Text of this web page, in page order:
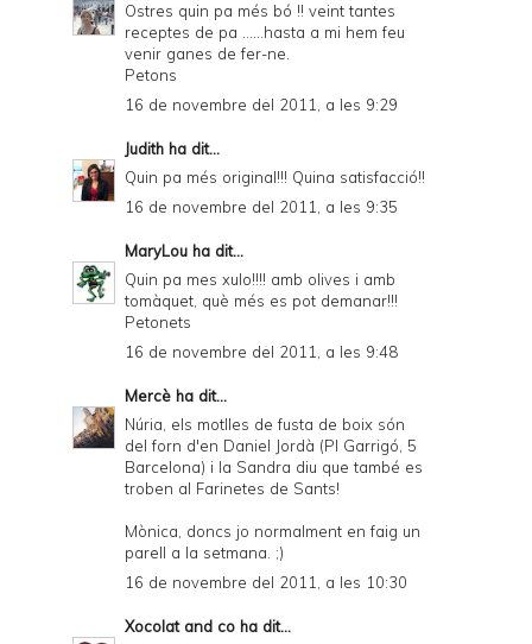
Ostres quin pa més bó !! veint tantes
receptes de pa ......hasta a mi hem feu
venir ganes de fer-ne.
Petons
16 de novembre del 2011, a les 9:29
Judith ha dit...
Quin pa més original!!! Quina satisfacció!!
16 de novembre del 2011, a les 9:35
MaryLou ha dit...
Quin pa mes xulo!!!! amb olives i amb
tomàquet, què més es pot demanar!!!
Petonets
16 de novembre del 2011, a les 9:48
Mercè ha dit...
Núria, els motlles de fusta de boix són
del forn d'en Daniel Jordà (Pl Garrigó, 5
Barcelona) i la Sandra diu que també es
troben al Farinetes de Sants!
Mònica, doncs jo normalment en faig un
parell a la setmana. ;)
16 de novembre del 2011, a les 10:30
Xocolat and co ha dit...